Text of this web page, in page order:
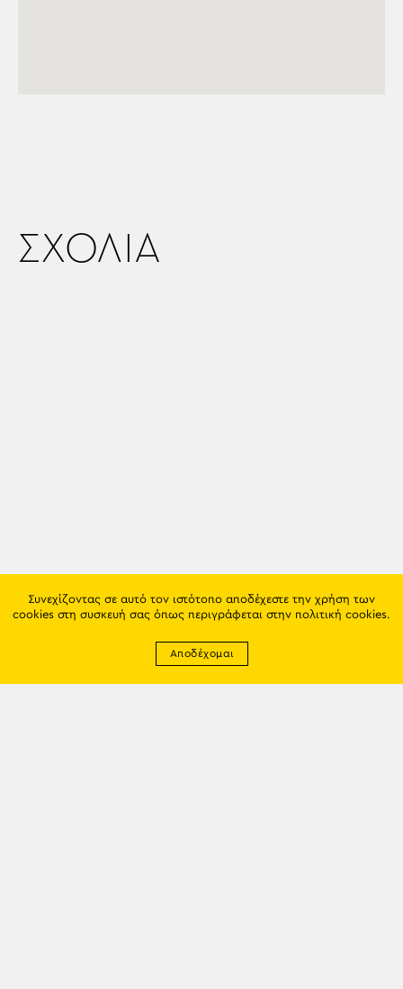
ΣΧΟΛΙΑ
Συνεχίζοντας σε αυτό τον ιστότοπο αποδέχεστε την χρήση των
cookies στη συσκευή σας όπως περιγράφεται στην πολιτική cookies.
Αποδέχομαι